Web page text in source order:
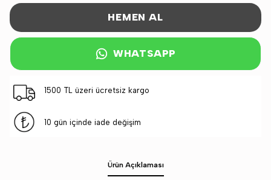
HEMEN AL
WHATSAPP
1500 TL üzeri ücretsiz kargo
10 gün içinde iade değişim
Ürün Açıklaması